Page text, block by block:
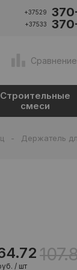
+37529
+37533
Сравнение
Строительные
смеси
- Держатель
/ шт